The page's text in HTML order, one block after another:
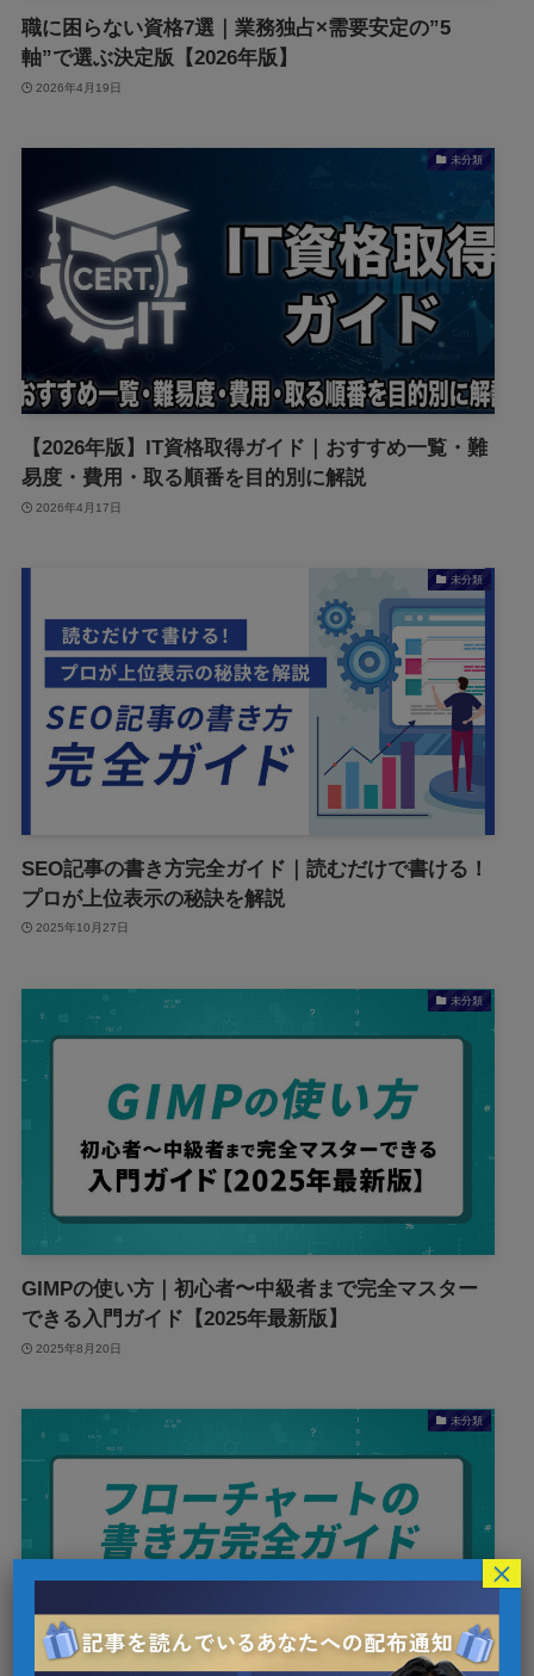
職に困らない資格7選｜業務独占×需要安定の”5
軸”で選ぶ決定版【2026年版】
2026年4月19日
未分類
【2026年版】IT資格取得ガイド｜おすすめ一覧・難
易度・費用・取る順番を目的別に解説
2026年4月17日
未分類
SEO記事の書き方完全ガイド｜読むだけで書ける！
プロが上位表示の秘訣を解説
2025年10月27日
未分類
GIMPの使い方｜初心者〜中級者まで完全マスター
できる入門ガイド【2025年最新版】
2025年8月20日
未分類
×